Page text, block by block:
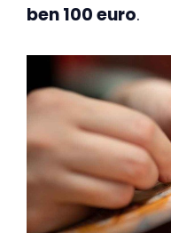
ben 100 euro.